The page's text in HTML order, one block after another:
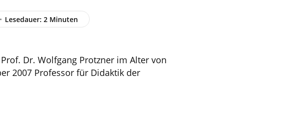
Lesedauer: 2 Minuten
Dr. Wolfgang Protzner im Alter von
2007 Professor für Didaktik der